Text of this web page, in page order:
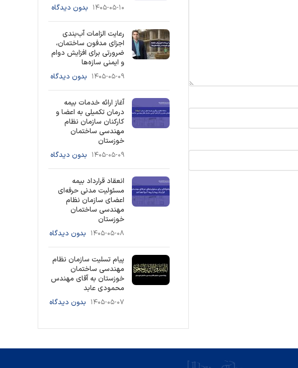
۱۴۰۵-۰۵-۱۰ بدون دیدگاه
رعایت الزامات آب‌بندی
اجزای مدفون ساختمان،
ضرورتی برای افزایش دوام
و ایمنی سازه‌ها
۱۴۰۵-۰۵-۰۹ بدون دیدگاه
آغاز ارائه خدمات بیمه
درمان تکمیلی به اعضا و
کارکنان سازمان نظام
مهندسی ساختمان
خوزستان
۱۴۰۵-۰۵-۰۹ بدون دیدگاه
انعقاد قرارداد بیمه
مسئولیت مدنی حرفه‌ای
اعضای سازمان نظام
مهندسی ساختمان
خوزستان
۱۴۰۵-۰۵-۰۸ بدون دیدگاه
پیام تسلیت سازمان نظام
مهندسی ساختمان
خوزستان به آقای مهندس
محمودی عابد
۱۴۰۵-۰۵-۰۷ بدون دیدگاه